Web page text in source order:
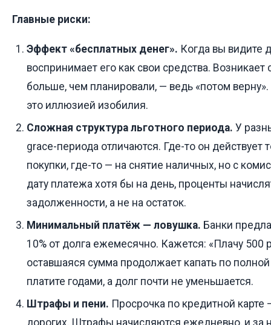
Главные риски:
Эффект «бесплатных денег». Когда вы видите
воспринимает его как свои средства. Возникает
больше, чем планировали, — ведь «потом
это иллюзией изобилия.
Сложная структура льготного периода. У
grace-периода отличаются. Где-то он действует
покупки, где-то — на снятие наличных, но с
дату платежа хотя бы на день, проценты
задолженности, а не на остаток.
Минимальный платёж — ловушка. Банки
10% от долга ежемесячно. Кажется: «Плачу 500
оставшаяся сумма продолжает капать по полной
платите годами, а долг почти не уменьшается.
Штрафы и пени. Просрочка по кредитной карте
дорогих. Штрафы начисляются ежедневно, и за